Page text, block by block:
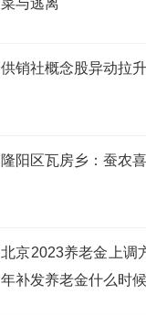
菜与逃离
供销社概念股异动拉
隆阳区瓦房乡：蚕农
北京2023养老金上调
年补发养老金什么时